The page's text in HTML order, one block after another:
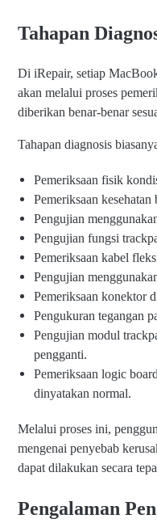
Tahapan
Di iRepair, setiap
akan melalui proses
diberikan benar-benar
Tahapan diagnosis
Pemeriksaan fisik
Pemeriksaan kesehatan
Pengujian
Pengujian fungsi
Pemeriksaan kabel
Pengujian
Pemeriksaan konektor
Pengukuran tegangan
Pengujian modul
pengganti.
Pemeriksaan logic
dinyatakan normal.
Melalui proses ini,
mengenai penyebab
dapat dilakukan secara
Pengalaman